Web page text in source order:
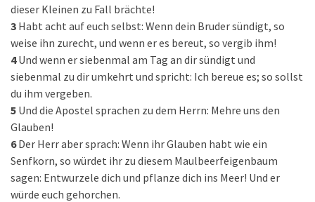
dieser Kleinen zu Fall brächte!
3 Habt acht auf euch selbst: Wenn dein Bruder sündigt, so
weise ihn zurecht, und wenn er es bereut, so vergib ihm!
4 Und wenn er siebenmal am Tag an dir sündigt und
siebenmal zu dir umkehrt und spricht: Ich bereue es; so sollst
du ihm vergeben.
5 Und die Apostel sprachen zu dem Herrn: Mehre uns den
Glauben!
6 Der Herr aber sprach: Wenn ihr Glauben habt wie ein
Senfkorn, so würdet ihr zu diesem Maulbeerfeigenbaum
sagen: Entwurzele dich und pflanze dich ins Meer! Und er
würde euch gehorchen.